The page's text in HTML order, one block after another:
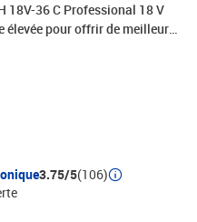
18V-36 C Professional 18 V
pour offrir de meilleures
le béton. La technologie
et offre par la suite
se distingue également des
par son intelligence
interface utilisateur avec
rester à l'affut de nouvelles
l'état de l'outil en temps
modes. Caractéristiques
3.75/5(106)